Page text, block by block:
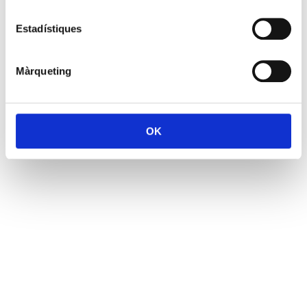
Estadístiques
Màrqueting
OK